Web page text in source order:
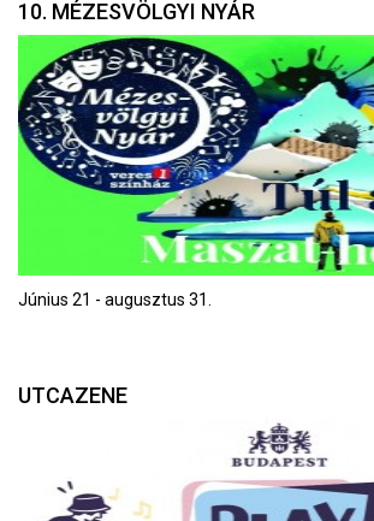
10. MÉZESVÖLGYI NYÁR
Június 21 - augusztus 31.
UTCAZENE